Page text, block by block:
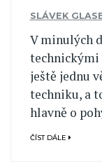
SLÁVEK
V minulých
technickými
ještě jednu
techniku, a
hlavně o
ČÍST DÁLE